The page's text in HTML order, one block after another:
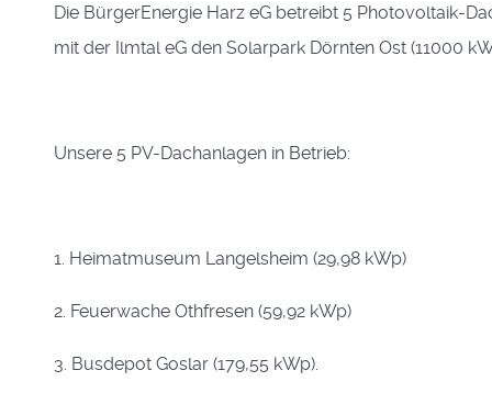
Die BürgerEnergie Harz eG betreibt 5 Photovoltaik-
mit der Ilmtal eG den Solarpark Dörnten Ost (11000
Unsere 5 PV-Dachanlagen in Betrieb:
1. Heimatmuseum Langelsheim (29,98 kWp)
2. Feuerwache Othfresen (59,92 kWp)
3. Busdepot Goslar (179,55 kWp).